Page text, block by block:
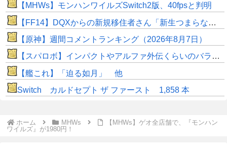
【MHWs】モンハンワイルズSwitch2版、40fpsと判明
【FF14】DQXからの新規移住者さん「新生つまらないって聞いてたけど普通に面白くてワロタｗｗ」
【原神】週間コメントランキング（2026年8月7日）
【スパロボ】インパクトやアルファ外伝くらいのバランス求む！！ → インパクトも最終的にはコアブースターで雑魚は一撃で倒せてたけどね
【艦これ】「迫る如月」 他
Switch カルドセプト ザ ファースト 1,858 本
ホーム MHWs
【MHWs】ゲオ全店舗で、『モンハン
ワイルズ』が1980円！